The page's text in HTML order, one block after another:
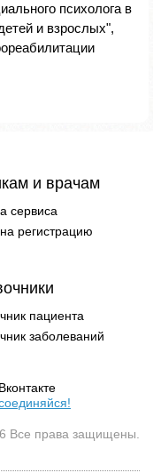
психолога в
и взрослых",
и врачам
сервиса
регистрацию
пациента
заболеваний
Все права защищены.